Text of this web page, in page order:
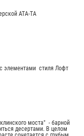
АТА-ТА
элементами стиля Лофт
моста" - барной
десертами. В целом